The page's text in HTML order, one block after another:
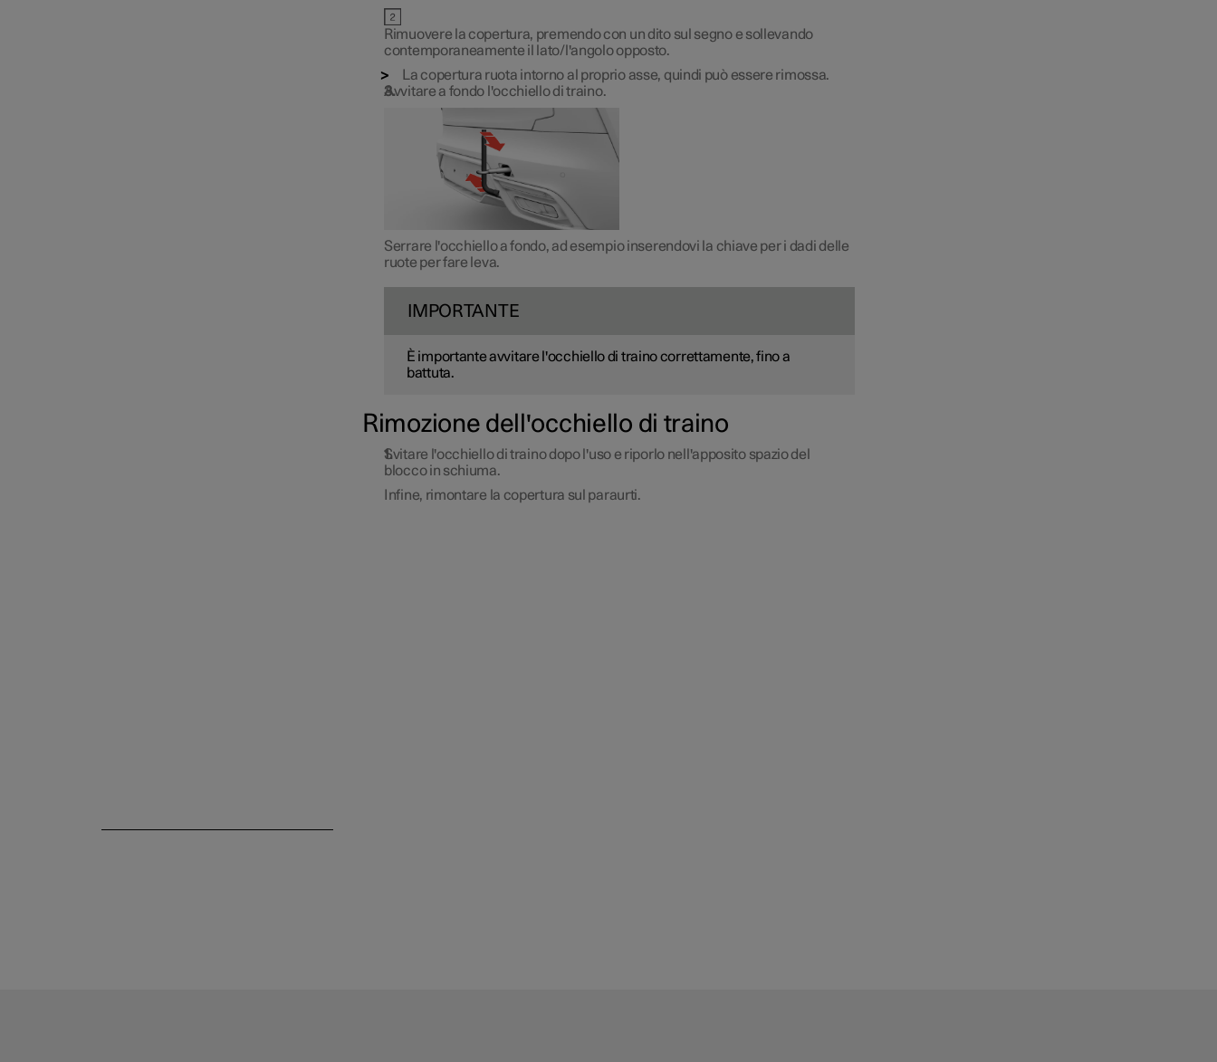
Rimuovere la copertura, premendo con un dito sul segno e sollevando
contemporaneamente il lato/l'angolo opposto.
La copertura ruota intorno al proprio asse, quindi può essere rimossa.
Avvitare a fondo l'occhiello di traino.
Serrare l'occhiello a fondo, ad esempio inserendovi la chiave per i dadi delle
ruote per fare leva.
IMPORTANTE
È importante avvitare l'occhiello di traino correttamente, fino a
battuta.
Rimozione dell'occhiello di traino
Svitare l'occhiello di traino dopo l'uso e riporlo nell'apposito spazio del
blocco in schiuma.
Infine, rimontare la copertura sul paraurti.